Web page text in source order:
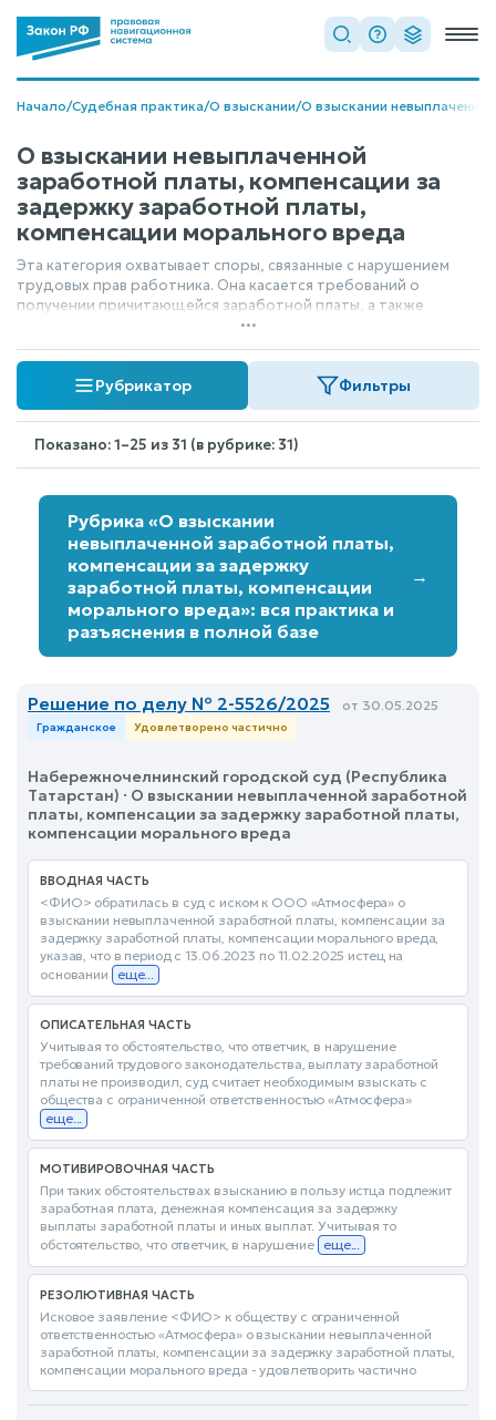
Начало/Судебная практика/О взыскании/О взыскании
О взыскании невыплаченной
заработной платы, компенсации за
задержку заработной платы,
компенсации морального вреда
Эта категория охватывает споры, связанные с нарушением
трудовых прав работника. Она касается требований о
получении причитающейся заработной платы, а также
компенсаций, которые работник имеет право получить в
случае несвоевременной выплаты или причинения ему
морального вреда в результате нарушения трудового
законодательства.
...
Рубрикатор Фильтры
Показано: 1–25 из 31 (в рубрике: 31)
Рубрика «О взыскании
невыплаченной заработной платы,
компенсации за задержку
заработной платы, компенсации
морального вреда»: вся практика и
разъяснения в полной базе
→
Решение по делу № 2-5526/2025 от 30.05.2025
Гражданское Удовлетворено частично
Набережночелнинский городской суд (Республика
Татарстан) · О взыскании невыплаченной заработной
платы, компенсации за задержку заработной платы,
компенсации морального вреда
ВВОДНАЯ ЧАСТЬ
<ФИО> обратилась в суд с иском к ООО «Атмосфера» о
взыскании невыплаченной заработной платы, компенсации за
задержку заработной платы, компенсации морального вреда,
указав, что в период с 13.06.2023 по 11.02.2025 истец на
основании
еще...
ОПИСАТЕЛЬНАЯ ЧАСТЬ
Учитывая то обстоятельство, что ответчик, в нарушение
требований трудового законодательства, выплату заработной
платы не производил, суд считает необходимым взыскать с
общества с ограниченной ответственностью «Атмосфера»
еще...
МОТИВИРОВОЧНАЯ ЧАСТЬ
При таких обстоятельствах взысканию в пользу истца подлежит
заработная плата, денежная компенсация за задержку
выплаты заработной платы и иных выплат. Учитывая то
обстоятельство, что ответчик, в нарушение еще...
РЕЗОЛЮТИВНАЯ ЧАСТЬ
Исковое заявление <ФИО> к обществу с ограниченной
ответственностью «Атмосфера» о взыскании невыплаченной
заработной платы, компенсации за задержку заработной платы,
компенсации морального вреда - удовлетворить частично